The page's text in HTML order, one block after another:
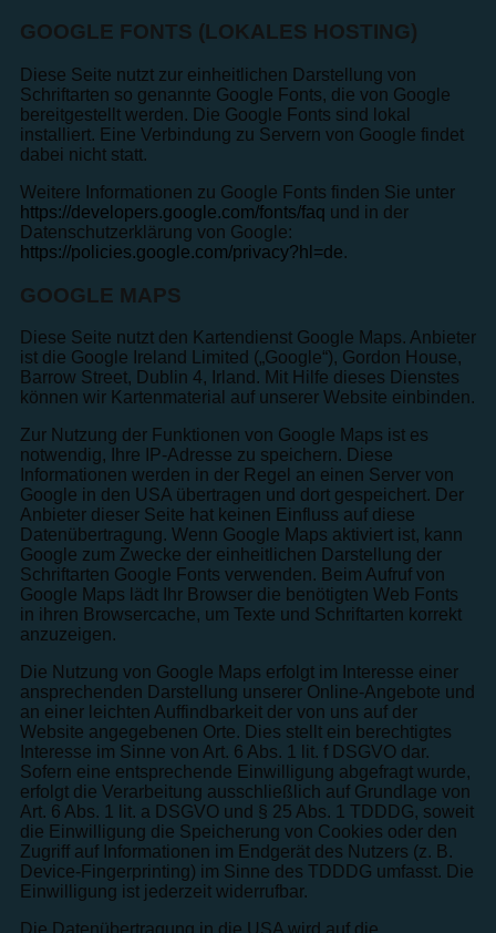
GOOGLE FONTS (LOKALES HOSTING)
Diese Seite nutzt zur einheitlichen Darstellung von
Schriftarten so genannte Google Fonts, die von Google
bereitgestellt werden. Die Google Fonts sind lokal
installiert. Eine Verbindung zu Servern von Google findet
dabei nicht statt.
Weitere Informationen zu Google Fonts finden Sie unter
https://developers.google.com/fonts/faq und in der
Datenschutzerklärung von Google:
https://policies.google.com/privacy?hl=de.
GOOGLE MAPS
Diese Seite nutzt den Kartendienst Google Maps. Anbieter
ist die Google Ireland Limited („Google“), Gordon House,
Barrow Street, Dublin 4, Irland. Mit Hilfe dieses Dienstes
können wir Kartenmaterial auf unserer Website einbinden.
Zur Nutzung der Funktionen von Google Maps ist es
notwendig, Ihre IP-Adresse zu speichern. Diese
Informationen werden in der Regel an einen Server von
Google in den USA übertragen und dort gespeichert. Der
Anbieter dieser Seite hat keinen Einfluss auf diese
Datenübertragung. Wenn Google Maps aktiviert ist, kann
Google zum Zwecke der einheitlichen Darstellung der
Schriftarten Google Fonts verwenden. Beim Aufruf von
Google Maps lädt Ihr Browser die benötigten Web Fonts
in ihren Browsercache, um Texte und Schriftarten korrekt
anzuzeigen.
Die Nutzung von Google Maps erfolgt im Interesse einer
ansprechenden Darstellung unserer Online-Angebote und
an einer leichten Auffindbarkeit der von uns auf der
Website angegebenen Orte. Dies stellt ein berechtigtes
Interesse im Sinne von Art. 6 Abs. 1 lit. f DSGVO dar.
Sofern eine entsprechende Einwilligung abgefragt wurde,
erfolgt die Verarbeitung ausschließlich auf Grundlage von
Art. 6 Abs. 1 lit. a DSGVO und § 25 Abs. 1 TDDDG, soweit
die Einwilligung die Speicherung von Cookies oder den
Zugriff auf Informationen im Endgerät des Nutzers (z. B.
Device-Fingerprinting) im Sinne des TDDDG umfasst. Die
Einwilligung ist jederzeit widerrufbar.